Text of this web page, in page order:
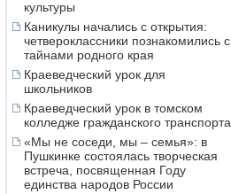
культуры
Каникулы начались с открытия:
четвероклассники познакомились с
тайнами родного края
Краеведческий урок для
школьников
Краеведческий урок в томском
колледже гражданского транспорта
«Мы не соседи, мы – семья»: в
Пушкинке состоялась творческая
встреча, посвященная Году
единства народов России